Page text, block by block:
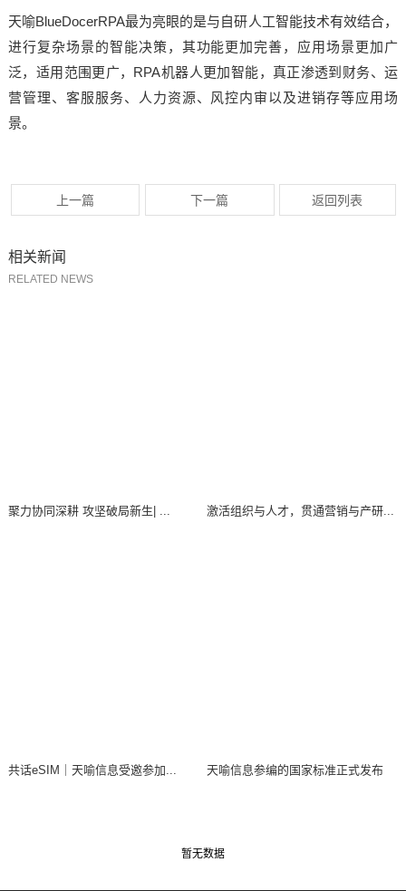
天喻BlueDocerRPA最为亮眼的是与自研人工智能技术有效结合，
进行复杂场景的智能决策，其功能更加完善，应用场景更加广
泛，适用范围更广，RPA机器人更加智能，真正渗透到财务、运
营管理、客服服务、人力资源、风控内审以及进销存等应用场
景。
上一篇 下一篇 返回列表
相关新闻
RELATED NEWS
聚力协同深耕 攻坚破局新生| ... 激活组织与人才，贯通营销与产研...
共话eSIM｜天喻信息受邀参加... 天喻信息参编的国家标准正式发布
暂无数据